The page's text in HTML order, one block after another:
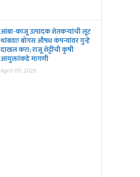
आंबा-काजू उत्पादक शेतकऱ्यांची लूट
थांबवा! बोगस औषध कंपन्यांवर गुन्हे
दाखल करा; राजू शेट्टींची कृषी
आयुक्तांकडे मागणी
April 09, 2026